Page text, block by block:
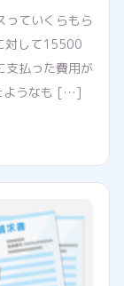
っていくらもら
対して15500
支払った費用が
ようなも […]